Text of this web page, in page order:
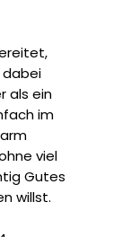
als ein
im
viel
Gutes
willst.